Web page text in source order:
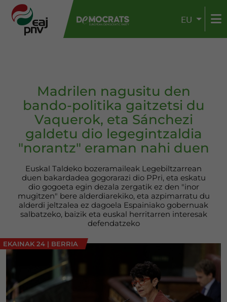
EU
Madrilen nagusitu den
bando-politika gaitzetsi du
Vaquerok, eta Sánchezi
galdetu dio legegintzaldia
"norantz" eraman nahi duen
Euskal Taldeko bozeramaileak Legebiltzarrean
duen bakardadea gogorarazi dio PPri, eta eskatu
dio gogoeta egin dezala zergatik ez den "inor
mugitzen" bere alderdiarekiko, eta azpimarratu du
alderdi jeltzalea ez dagoela Espainiako gobernuak
salbatzeko, baizik eta euskal herritarren interesak
defendatzeko
EKAINAK 24 | BERRIA